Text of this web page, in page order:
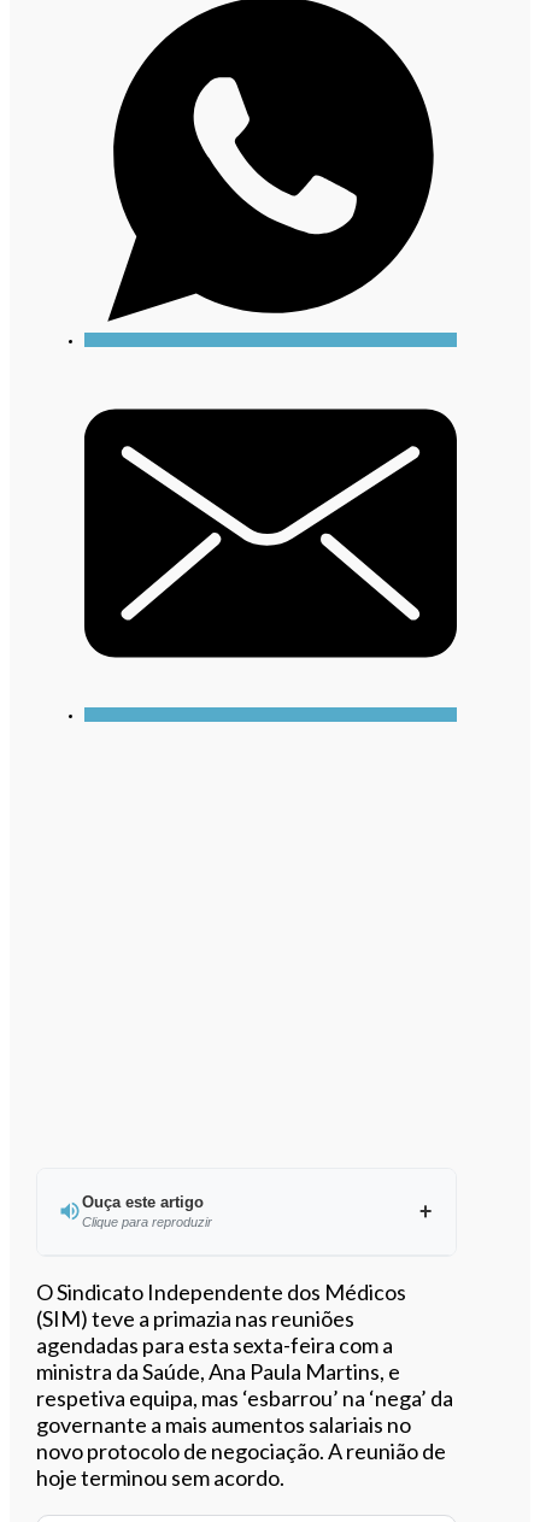
Ouça este artigo
Clique para reproduzir
Ouvir este artigo
O Sindicato Independente dos Médicos
(SIM) teve a primazia nas reuniões
agendadas para esta sexta-feira com a
ministra da Saúde, Ana Paula Martins, e
respetiva equipa, mas ‘esbarrou’ na ‘nega’ da
governante a mais aumentos salariais no
novo protocolo de negociação. A reunião de
hoje terminou sem acordo.